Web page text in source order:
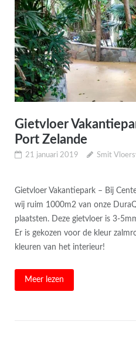
Gietvloer
Port Zelande
21 januari 2019 Smit
Gietvloer Vakantiepark – Bij
wij ruim 1000m2 van onze
plaatsten. Deze gietvloer is 3-
Er is gekozen voor de kleur
kleuren van het interieur!
Meer lezen